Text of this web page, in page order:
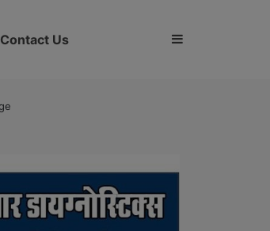
Contact Us Sidebar